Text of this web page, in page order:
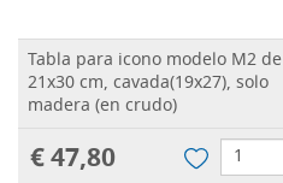
Tabla para icono modelo M2 de
21x30 cm, cavada(19x27), solo
madera (en crudo)
€ 47,80